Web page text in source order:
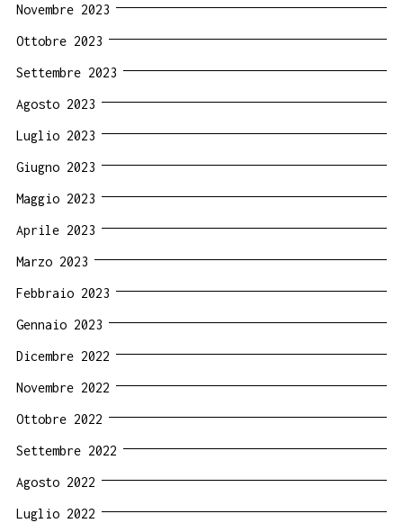
Novembre 2023
Ottobre 2023
Settembre 2023
Agosto 2023
Luglio 2023
Giugno 2023
Maggio 2023
Aprile 2023
Marzo 2023
Febbraio 2023
Gennaio 2023
Dicembre 2022
Novembre 2022
Ottobre 2022
Settembre 2022
Agosto 2022
Luglio 2022